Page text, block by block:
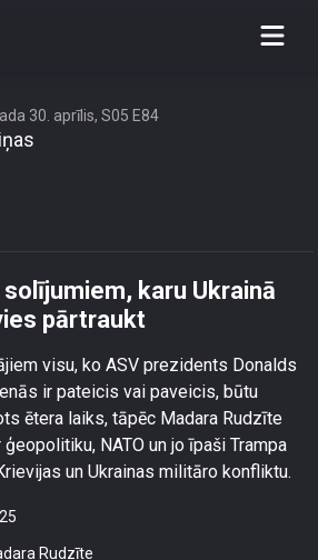
solījumiem, karu
30. aprīlis, S05 E84
karu Ukrainā
pārtraukt
visu, ko ASV prezidents Donalds
ir pateicis vai paveicis, būtu
ētera laiks, tāpēc Madara Rudzīte
NATO un jo īpaši Trampa
un Ukrainas militāro konfliktu.
Rudzīte